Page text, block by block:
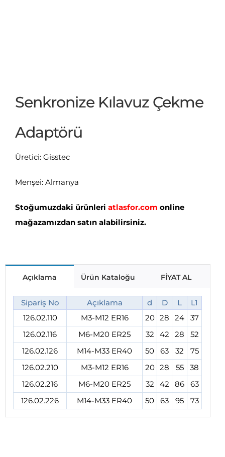
Senkronize Kılavuz Çekme
Adaptörü
Üretici: Gisstec
Menşei: Almanya
Stoğumuzdaki ürünleri atlasfor.com online
mağazamızdan satın alabilirsiniz.
Açıklama Ürün Kataloğu FİYAT AL
Sipariş No Açıklama d D L
L1
126.02.110
M3-M12 ER16 20 28 24
37
126.02.116
M6-M20 ER25 32 42 28
52
126.02.126
M14-M33 ER40 50 63 32
75
126.02.210
M3-M12 ER16 20 28 55
38
126.02.216
M6-M20 ER25 32 42 86
63
126.02.226
M14-M33 ER40 50 63 95 73